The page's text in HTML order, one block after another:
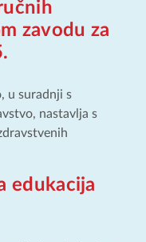
zavodu za
u suradnji s
nastavlja s
edukacija